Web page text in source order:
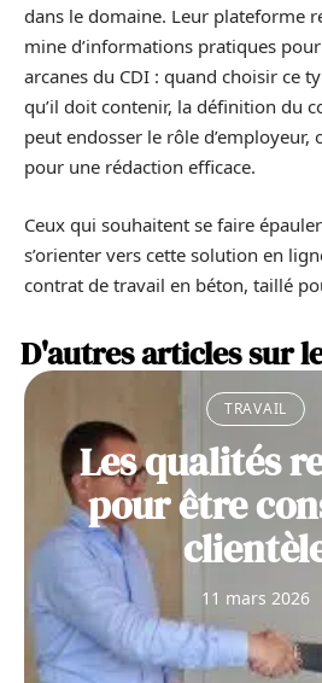
dans le domaine. Leur plateforme
mine d’informations pratiques
arcanes du CDI : quand choisir ce
qu’il doit contenir, la définition du
peut endosser le rôle d’employeur,
pour une rédaction efficace.
Ceux qui souhaitent se faire
s’orienter vers cette solution en
contrat de travail en béton, taillé
D'autres articles sur
TRAVAIL
Les qualités
pour être
11 mars 2026